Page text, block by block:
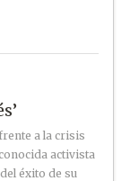
a la crisis
activista
éxito de su